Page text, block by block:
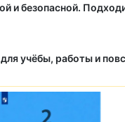
и безопасной.
учёбы, работы и